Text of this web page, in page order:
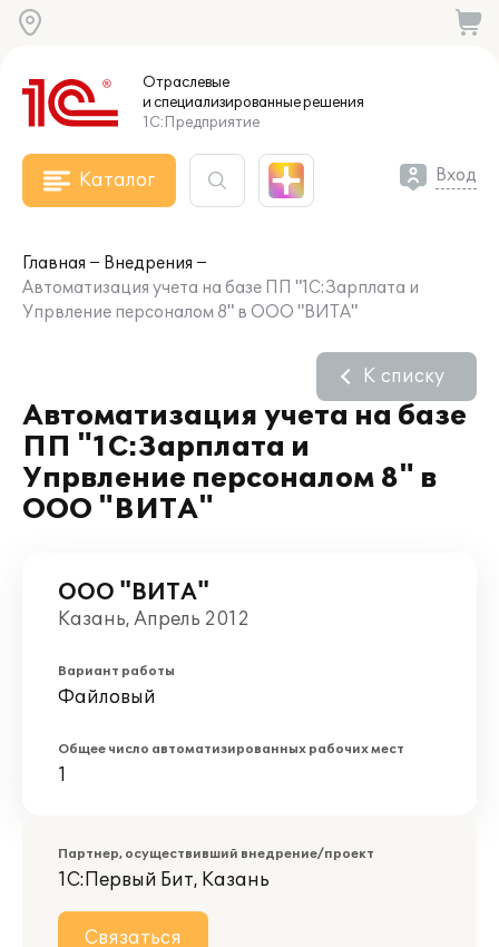
Отраслевые
и специализированныерешения
1С:Предприятие
Каталог Вход
Главная
Внедрения
Автоматизация учета на базе ПП "1С:Зарплата и
Упрвление персоналом 8" в ООО "ВИТА"
Автоматизация учета на базе
ПП "1С:Зарплата и
Упрвление персоналом 8" в
ООО "ВИТА"
К списку
ООО "ВИТА"
Казань, Апрель 2012
Вариант работы
Файловый
Общее число автоматизированных рабочих мест
1
Партнер, осуществивший внедрение/проект
1С:Первый Бит, Казань
Связаться